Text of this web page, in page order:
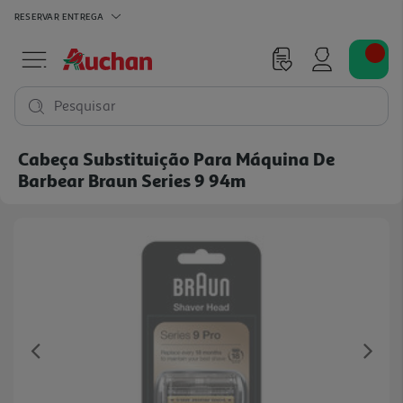
RESERVAR ENTREGA
Pesquisar
Cabeça Substituição Para Máquina De
Barbear Braun Series 9 94m
Previous